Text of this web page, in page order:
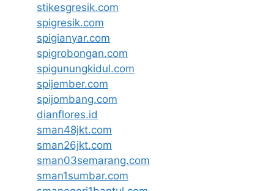
stikesgresik.com
spigresik.com
spigianyar.com
spigrobongan.com
spigunungkidul.com
spijember.com
spijombang.com
dianflores.id
sman48jkt.com
sman26jkt.com
sman03semarang.com
sman1sumbar.com